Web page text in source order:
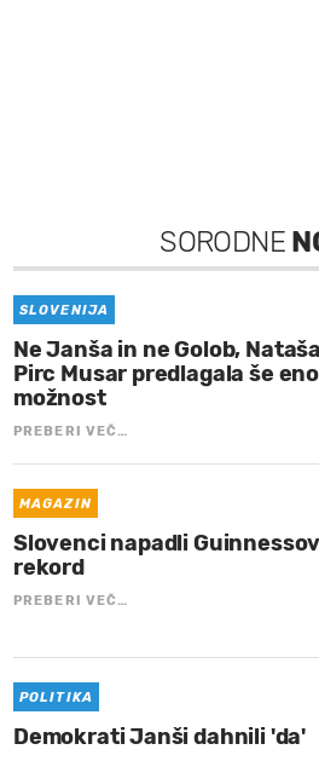
SORODNE
SLOVENIJA
Ne Janša in ne Golob, Nataša
Pirc Musar predlagala še eno
možnost
PREBERI VEČ…
MAGAZIN
Slovenci napadli Guinnessov
rekord
PREBERI VEČ…
POLITIKA
Demokrati Janši dahnili 'da'